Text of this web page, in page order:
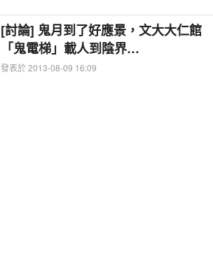
[討論] 鬼月到了好應景，文大大仁館
「鬼電梯」載人到陰界…
發表於 2013-08-09 16:09